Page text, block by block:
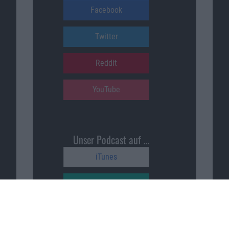
Facebook
Twitter
Reddit
YouTube
Unser Podcast auf …
iTunes